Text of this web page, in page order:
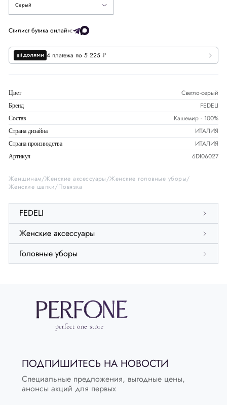
Серый
Стилист бутика онлайн:
4 платежа по 5 225 ₽
Цвет Светло-серый
Бренд FEDELI
Состав Кашемир - 100%
Страна дизайна ИТАЛИЯ
Страна производства ИТАЛИЯ
Артикул 6DI06027
Женщинам Женские аксессуары Женские головные уборы
Женские шапки Повязка
FEDELI
Женские аксессуары
Головные уборы
ПОДПИШИТЕСЬ НА НОВОСТИ
Специальные предложения, выгодные цены,
анонсы акций для первых